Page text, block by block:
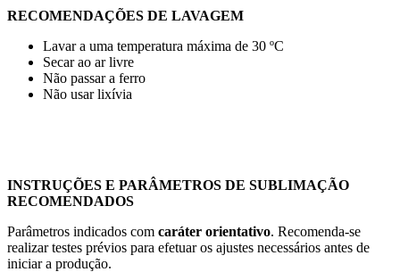
RECOMENDAÇÕES DE LAVAGEM
Lavar a uma temperatura máxima de 30 ºC
Secar ao ar livre
Não passar a ferro
Não usar lixívia
INSTRUÇÕES E PARÂMETROS DE SUBLIMAÇÃO
RECOMENDADOS
Parâmetros indicados com caráter orientativo. Recomenda-se
realizar testes prévios para efetuar os ajustes necessários antes de
iniciar a produção.